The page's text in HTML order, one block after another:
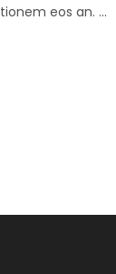
eos an.